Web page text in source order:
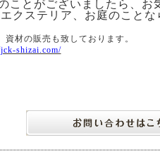
ことがございましたら、お
クステリア、お庭のことな
資材の販売も致しております。
shizai.com/